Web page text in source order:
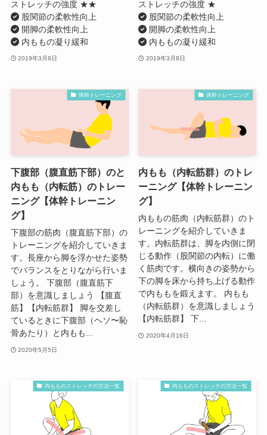
ストレッチの強度 ★★
股関節の柔軟性向上
開脚の柔軟性向上
内ももの凝り緩和
2019年3月8日
ストレッチの強度 ★
股関節の柔軟性向上
開脚の柔軟性向上
内ももの凝り緩和
2019年3月8日
体幹トレーニング
下腹部（腹直筋下部）のと
内もも（内転筋）のトレー
ニング【体幹トレーニン
グ】
下腹部の筋肉（腹直筋下部）の
トレーニングを紹介していきま
す。長座から脚を浮かせた姿勢
でバランスをとりながら行いま
しょう。 下腹部（腹直筋下
部）を意識しましょう 【腹直
筋】【内転筋群】 脚を交差し
ているときに下腹部（ヘソ〜恥
骨あたり）と内もも...
2020年5月5日
体幹トレーニング
内もも（内転筋群）のトレ
ーニング【体幹トレーニン
グ】
内ももの筋肉（内転筋群）のト
レーニングを紹介していきま
す。内転筋群は、脚を内側に閉
じる動作（股関節の内転）に働
く筋肉です。横向きの姿勢から
下の脚を床から持ち上げる動作
で内ももを鍛えます。 内もも
（内転筋群）を意識しましょう
【内転筋群】 下...
2020年4月16日
内もものストレッチの方法一覧 内もものストレッチの方法一覧